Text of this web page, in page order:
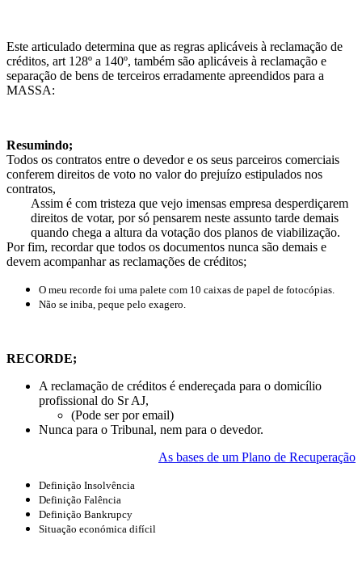
Este articulado determina que as regras aplicáveis à reclamação de
créditos, art 128º a 140º, também são aplicáveis à reclamação e
separação de bens de terceiros erradamente apreendidos para a
MASSA:
Resumindo;
Todos os contratos entre o devedor e os seus parceiros comerciais
conferem direitos de voto no valor do prejuízo estipulados nos
contratos,
Assim é com tristeza que vejo imensas empresa desperdiçarem
direitos de votar, por só pensarem neste assunto tarde demais
quando chega a altura da votação dos planos de viabilização.
Por fim, recordar que todos os documentos nunca são demais e
devem acompanhar as reclamações de créditos;
O meu recorde foi uma palete com 10 caixas de papel de fotocópias.
Não se iniba, peque pelo exagero.
RECORDE;
A reclamação de créditos é endereçada para o domicílio
profissional do Sr AJ,
(Pode ser por email)
Nunca para o Tribunal, nem para o devedor.
As bases de um Plano de Recuperação
Definição Insolvência
Definição Falência
Definição Bankrupcy
Situação económica difícil